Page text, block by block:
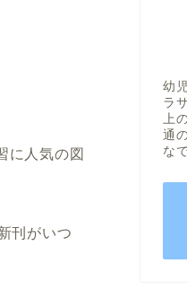
に人気の図
刊がいつ
幼
ラ
上
通
な